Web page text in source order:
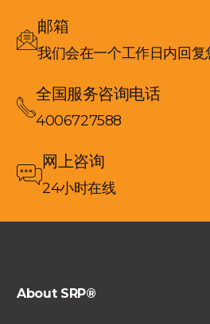
邮箱
我们会在一个工作日内回复
全国服务咨询电话
4006727588
网上咨询
24小时在线
About SRP®